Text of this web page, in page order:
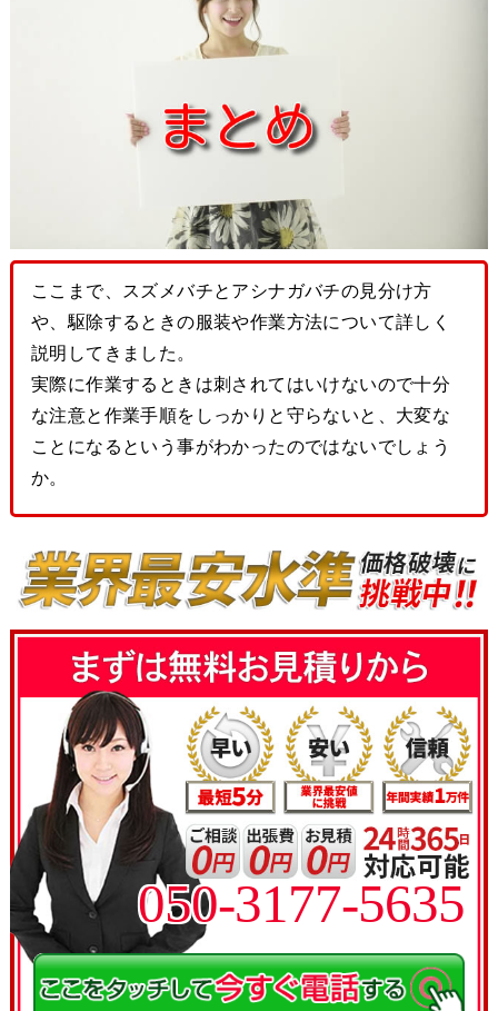
ここまで、スズメバチとアシナガバチの見分け方
や、駆除するときの服装や作業方法について詳しく
説明してきました。
実際に作業するときは刺されてはいけないので十分
な注意と作業手順をしっかりと守らないと、大変な
ことになるという事がわかったのではないでしょう
か。
050-3177-5635